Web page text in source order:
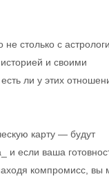
столько с
и своими
ли у этих
карту — будут
и если ваша
компромисс, вы